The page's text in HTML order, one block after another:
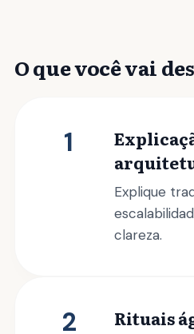
O que você vai
1
Explique
clareza.
2 Rituais